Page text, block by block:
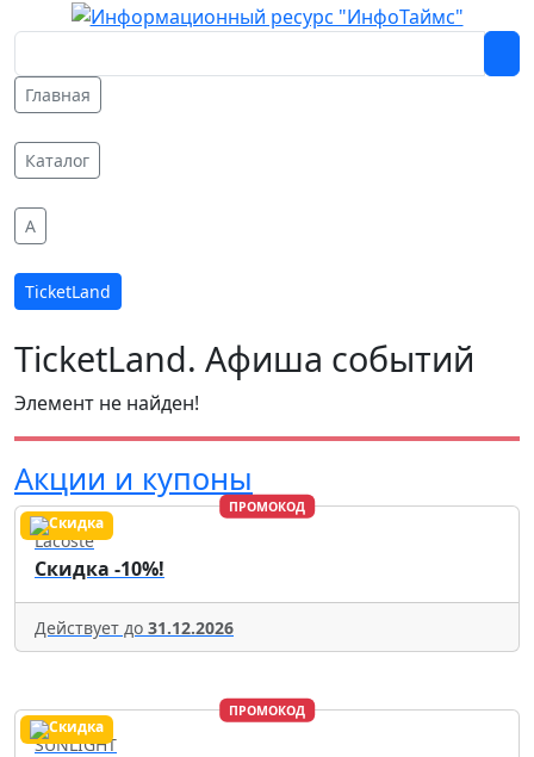
Главная
Каталог
A
TicketLand
TicketLand. Афиша событий
Элемент не найден!
Акции и купоны
ПРОМОКОД
Lacoste
Скидка -10%!
Действует до 31.12.2026
ПРОМОКОД
SUNLIGHT